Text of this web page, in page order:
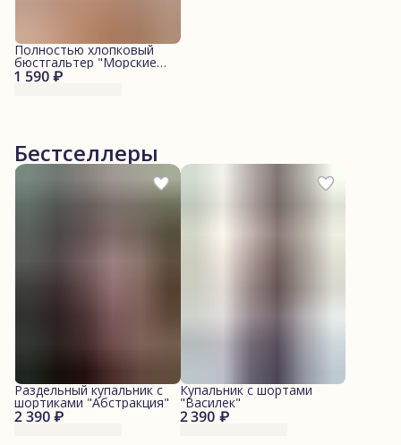
1 590 ₽
Полностью хлопковый
бюстгальтер "Морские
котики"
Бестселлеры
2 390 ₽
Раздельный купальник с
шортиками "Абстракция"
2 390 ₽
Купальник с шортами
"Василек"